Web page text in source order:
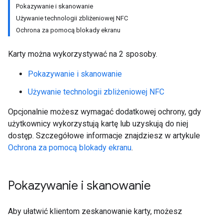
Pokazywanie i skanowanie
Używanie technologii zbliżeniowej NFC
Ochrona za pomocą blokady ekranu
Karty można wykorzystywać na 2 sposoby.
Pokazywanie i skanowanie
Używanie technologii zbliżeniowej NFC
Opcjonalnie możesz wymagać dodatkowej ochrony, gdy
użytkownicy wykorzystują kartę lub uzyskują do niej
dostęp. Szczegółowe informacje znajdziesz w artykule
Ochrona za pomocą blokady ekranu.
Pokazywanie i skanowanie
Aby ułatwić klientom zeskanowanie karty, możesz